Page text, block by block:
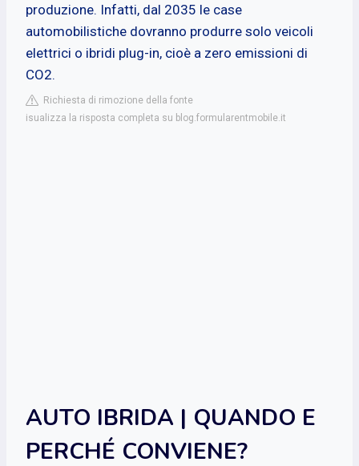
produzione. Infatti, dal 2035 le case
automobilistiche dovranno produrre solo veicoli
elettrici o ibridi plug-in, cioè a zero emissioni di
CO2.
Richiesta di rimozione della fonte
isualizza la risposta completa su blog.formularentmobile.it
AUTO IBRIDA | QUANDO E
PERCHÉ CONVIENE?